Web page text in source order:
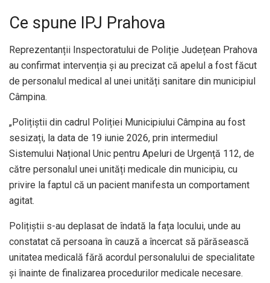
Ce spune IPJ Prahova
Reprezentanții Inspectoratului de Poliție Județean Prahova
au confirmat intervenția și au precizat că apelul a fost făcut
de personalul medical al unei unități sanitare din municipiul
Câmpina.
„Polițiștii din cadrul Poliției Municipiului Câmpina au fost
sesizați, la data de 19 iunie 2026, prin intermediul
Sistemului Național Unic pentru Apeluri de Urgență 112, de
către personalul unei unități medicale din municipiu, cu
privire la faptul că un pacient manifesta un comportament
agitat.
Polițiștii s-au deplasat de îndată la fața locului, unde au
constatat că persoana în cauză a încercat să părăsească
unitatea medicală fără acordul personalului de specialitate
și înainte de finalizarea procedurilor medicale necesare.